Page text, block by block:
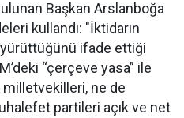
Başkan Arslanboğa
kullandı: "İktidarın
yürüttüğünü ifade ettiği
“çerçeve yasa” ile
ne de
partileri açık ve net